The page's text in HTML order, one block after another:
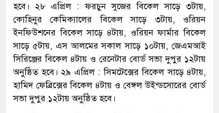
হবে। ২৮ এপ্রিল : ফরচুন সুজের বিকেল সাড়ে ৩টায়,
কোহিনুর কেমিক্যালের বিকেল সাড়ে ৩টায়, ওরিয়ন
ইনফিউশনের বিকেল সাড়ে ৪টায়, ওরিয়ন ফার্মার বিকেল
সাড়ে ৫টায়, এস আলমের সকাল সাড়ে ১০টায়, জেএমআই
সিরিঞ্জের বিকেল ৪টায় ও রেনেটার বোর্ড সভা দুপুর ১২টায়
অনুষ্ঠিত হবে। ২৯ এপ্রিল : সিমটেক্সের বিকেল সাড়ে ৪টায়,
হামিদ ফেব্রিক্সের বিকেল ৪টায় ও বেঙ্গল উইন্ডসোরের বোর্ড
সভা দুপুর ১২টায় অনুষ্ঠিত হবে।